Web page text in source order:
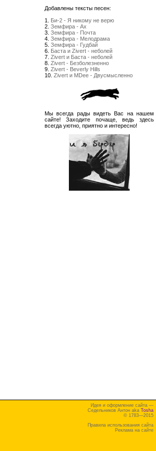
Добавлены тексты песен:
1. Би-2 - Я никому не верю
2. Земфира - Ах
3. Земфира - Почта
4. Земфира - Мелодрама
5. Земфира - Гудбай
6. Баста и Zivert - неболей
7. Zivert и Баста - неболей
8. Zivert - Безболезненно
9. Zivert - Beverly Hills
10. Zivert и MDee - Двусмысленно
Мы всегда рады видеть Вас на нашем
сайте! Заходите почаще, ведь здесь
всегда уютно, приятно и интересно!
Идея и оформление сайта —
Седельников Антон aka Tosha
© 1783—2015
Правила использования сайта
Реклама на сайте